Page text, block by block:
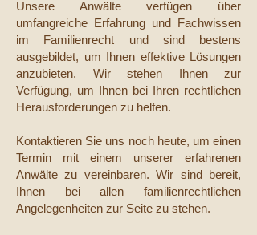
Unsere Anwälte verfügen über
umfangreiche Erfahrung und Fachwissen
im Familienrecht und sind bestens
ausgebildet, um Ihnen effektive Lösungen
anzubieten. Wir stehen Ihnen zur
Verfügung, um Ihnen bei Ihren rechtlichen
Herausforderungen zu helfen.
Kontaktieren Sie uns noch heute, um einen
Termin mit einem unserer erfahrenen
Anwälte zu vereinbaren. Wir sind bereit,
Ihnen bei allen familienrechtlichen
Angelegenheiten zur Seite zu stehen.